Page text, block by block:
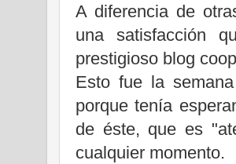
A diferencia de
una satisfacción
prestigioso blog
Esto fue la
porque tenía
de éste, que es
cualquier momento.